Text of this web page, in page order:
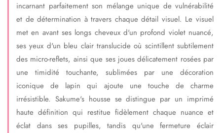
incarnant parfaitement son mélange unique de vulnérabilité
et de détermination à travers chaque détail visuel. Le visuel
met en avant ses longs cheveux d'un profond violet nuancé,
ses yeux d'un bleu clair translucide où scintillent subtilement
des micro-reflets, ainsi que ses joues délicatement rosées par
une timidité touchante, sublimées par une décoration
iconique de lapin qui ajoute une touche de charme
irrésistible. Sakume's housse se distingue par un imprimé
haute définition qui restitue fidèlement chaque nuance et
éclat dans ses pupilles, tandis qu'une fermeture éclair